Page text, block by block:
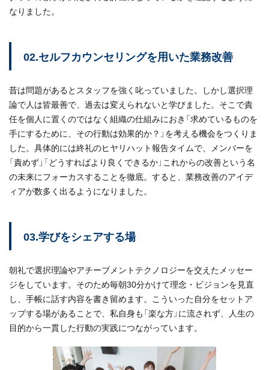
なりました。
02.セルフカウンセリングを用いた業務改善
昔は問題があるとスタッフを強く叱っていました。しかし選択理
論で人は皆最善で、過去は変えられないと学びました。そこで責
任を個人に置くのではなく組織の仕組みにおき「求めているものを
手にするために、その行動は効果的か？」を考える機会をつくりま
した。具体的には終礼のヒヤリハット報告タイムで、メンバーを
「責めず」「どうすればより良くできるか」これからの改善という名
の未来にフォーカスすることを徹底。すると、業務改善のアイデ
ィアが数多く出るようになりました。
03.学びをシェアする場
朝礼で選択理論やアチーブメントテクノロジーを交えたメッセー
ジをしています。そのため毎朝30分かけて理念・ビジョンを見直
し、手帳に話す内容を書き留めます。こういった自分をセットア
ップする場があることで、私自身も「楽な方」に流されず、人生の
目的から一貫した行動の実践につながっています。